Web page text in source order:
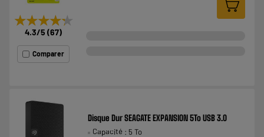
★★★★★
★★★★★
4.3/5 (67)
Comparer
Disque Dur SEAGATE EXPANSION 5To USB 3.0
Capacité : 5 To